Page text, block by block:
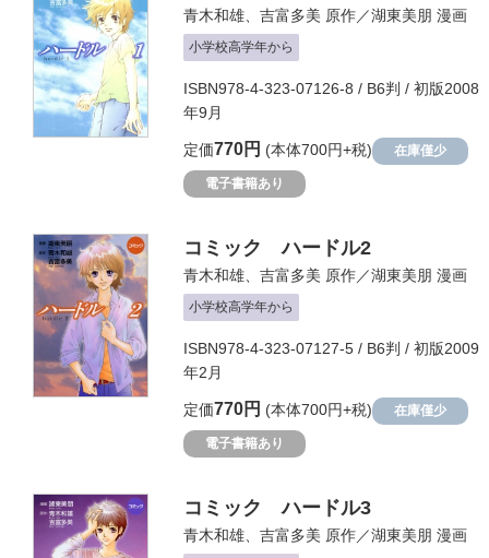
青木和雄 吉富多美 原作／湖東美朋 漫画
小学校高学年から
ISBN978-4-323-07126-8 / B6判 / 初版2008
年9月
定価770円 (本体700円+税) 在庫僅少
電子書籍あり
コミック ハードル2
青木和雄 吉富多美 原作／湖東美朋 漫画
小学校高学年から
ISBN978-4-323-07127-5 / B6判 / 初版2009
年2月
定価770円 (本体700円+税) 在庫僅少
電子書籍あり
コミック ハードル3
青木和雄 吉富多美 原作／湖東美朋 漫画